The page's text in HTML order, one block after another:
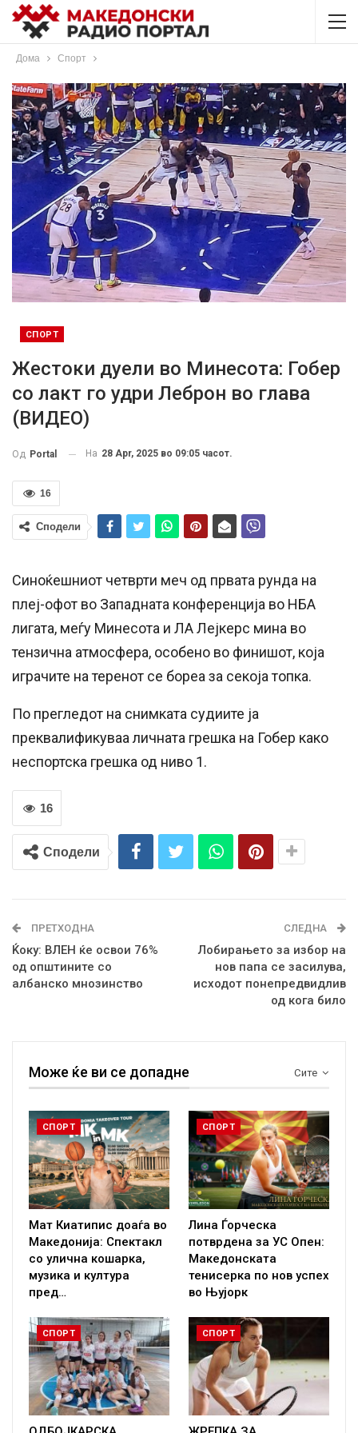
Дома Спорт
СПОРТ
Жестоки дуели во Минесота: Гобер
со лакт го удри Леброн во глава
(ВИДЕО)
Од Portal На 28 Apr, 2025 во 09:05 часот.
16
Сподели
Синоќешниот четврти меч од првата рунда на
плеј-офот во Западната конференција во НБА
лигата, меѓу Минесота и ЛА Лејкерс мина во
тензична атмосфера, особено во финишот, која
играчите на теренот се бореа за секоја топка.
По прегледот на снимката судиите ја
преквалификуваа личната грешка на Гобер како
неспортска грешка од ниво 1.
16
Сподели
ПРЕТХОДНА
Ќоку: ВЛЕН ќе освои 76%
од општините со
албанско мнозинство
СЛЕДНА
Лобирањето за избор на
нов папа се засилува,
исходот понепредвидлив
од кога било
Сите
Може ќе ви се допадне
СПОРТ
Мат Киатипис доаѓа во
Македонија: Спектакл
со улична кошарка,
музика и култура
пред…
СПОРТ
Лина Ѓорческа
потврдена за УС Опен:
Македонската
тенисерка по нов успех
во Њујорк
СПОРТ СПОРТ